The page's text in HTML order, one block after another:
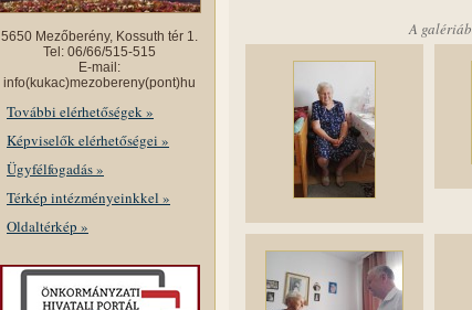
5650 Mezőberény, Kossuth tér 1.
Tel: 06/66/515-515
E-mail:
info(kukac)mezobereny(pont)hu
További elérhetőségek »
Képviselők elérhetőségei »
Ügyfélfogadás »
Térkép intézményeinkkel »
Oldaltérkép »
A